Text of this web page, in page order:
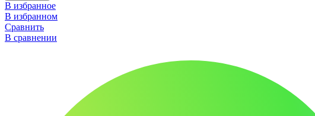
В избранное
В избранном
Сравнить
В сравнении